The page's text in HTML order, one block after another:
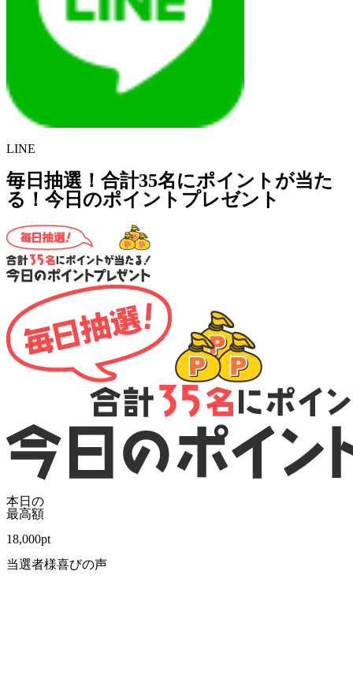
LINE
毎日抽選！合計35名にポイントが当た
る！今日のポイントプレゼント
本日の
最高額
18,000pt
当選者様喜びの声